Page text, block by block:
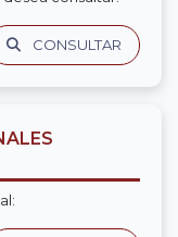
CONSULTAR